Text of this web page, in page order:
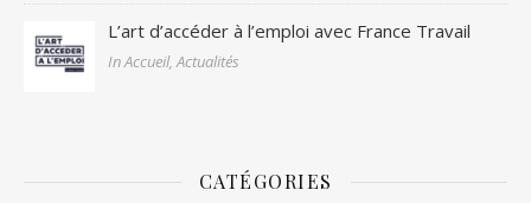
L’art d’accéder à l’emploi avec France Travail
In Accueil, Actualités
CATÉGORIES